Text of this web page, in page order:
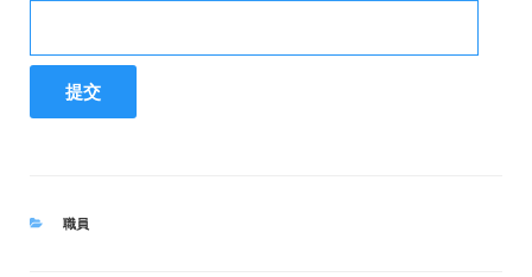
CATEGORIES
職員